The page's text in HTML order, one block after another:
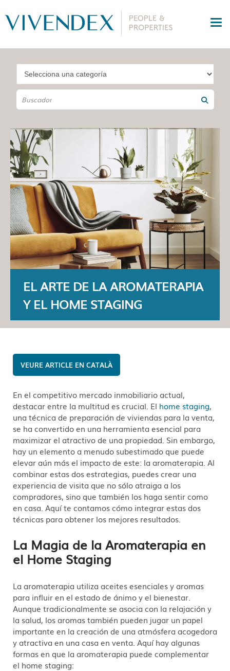
EL ARTE DE LA AROMATERAPIA
Y EL HOME STAGING
CATALÀ
En el competitivo mercado inmobiliario actual,
destacar entre la multitud es crucial. El home staging,
una técnica de preparación de viviendas para la venta,
se ha convertido en una herramienta esencial para
maximizar el atractivo de una propiedad. Sin embargo,
hay un elemento a menudo subestimado que puede
elevar aún más el impacto de este: la aromaterapia. Al
combinar estas dos estrategias, puedes crear una
experiencia de visita que no sólo atraiga a los
compradores, sino que también los haga sentir como
en casa. Aquí te contamos cómo integrar estas dos
técnicas para obtener los mejores resultados.
La Magia de la Aromaterapia en
el Home Staging
La aromaterapia utiliza aceites esenciales y aromas
para influir en el estado de ánimo y el bienestar.
Aunque tradicionalmente se asocia con la relajación y
la salud, los aromas también pueden jugar un papel
importante en la creación de una atmósfera acogedora
y atractiva en una casa en venta. Aquí hay algunas
formas en que la aromaterapia puede complementar
el home staging: